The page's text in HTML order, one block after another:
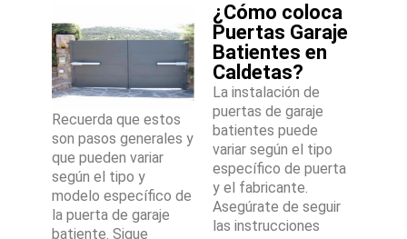
Recuerda que estos
son pasos generales y
que pueden variar
según el tipo y
modelo específico de
la puerta de garaje
batiente. Sigue
¿Cómo coloca
Puertas Garaje
Batientes en
Caldetas?
La instalación de
puertas de garaje
batientes puede
variar según el tipo
específico de puerta
y el fabricante.
Asegúrate de seguir
las instrucciones